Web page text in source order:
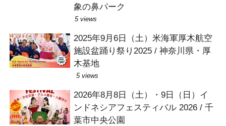
象の鼻パーク
5 views
2025年9月6日（土）米海軍厚木航空
施設盆踊り祭り2025 / 神奈川県・厚
木基地
5 views
2026年8月8日（土）・9日（日）イ
ンドネシアフェスティバル 2026 / 千
葉市中央公園